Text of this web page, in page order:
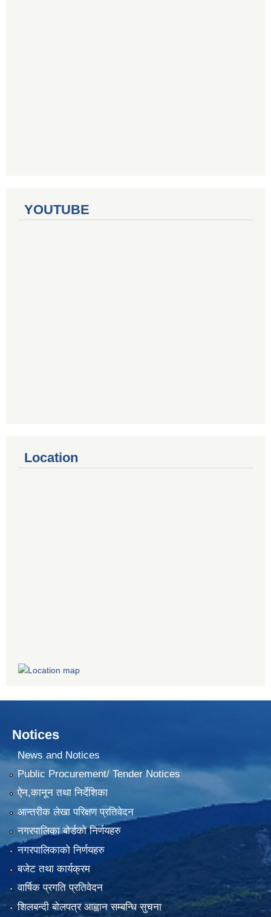
YOUTUBE
Location
Notices
News and Notices
Public Procurement/ Tender Notices
ऐन,कानून तथा निर्देशिका
आन्तरीक लेखा परिक्षण प्रतिवेदन
नगरपालिका बोर्डको निर्णयहरु
नगरपालिकाको निर्णयहरु
बजेट तथा कार्यक्रम
वार्षिक प्रगति प्रतिवेदन
शिलबन्दी बोलपत्र आह्वान सम्बन्धि सुचना